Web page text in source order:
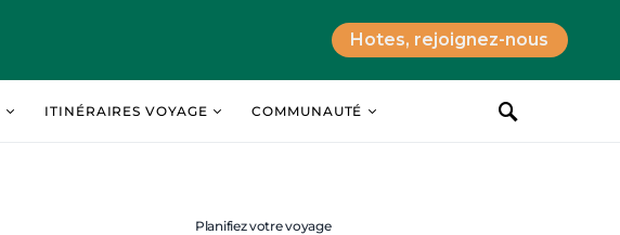
Hotes, rejoignez-nous
ITINÉRAIRES VOYAGE COMMUNAUTÉ
Planifiez votre voyage